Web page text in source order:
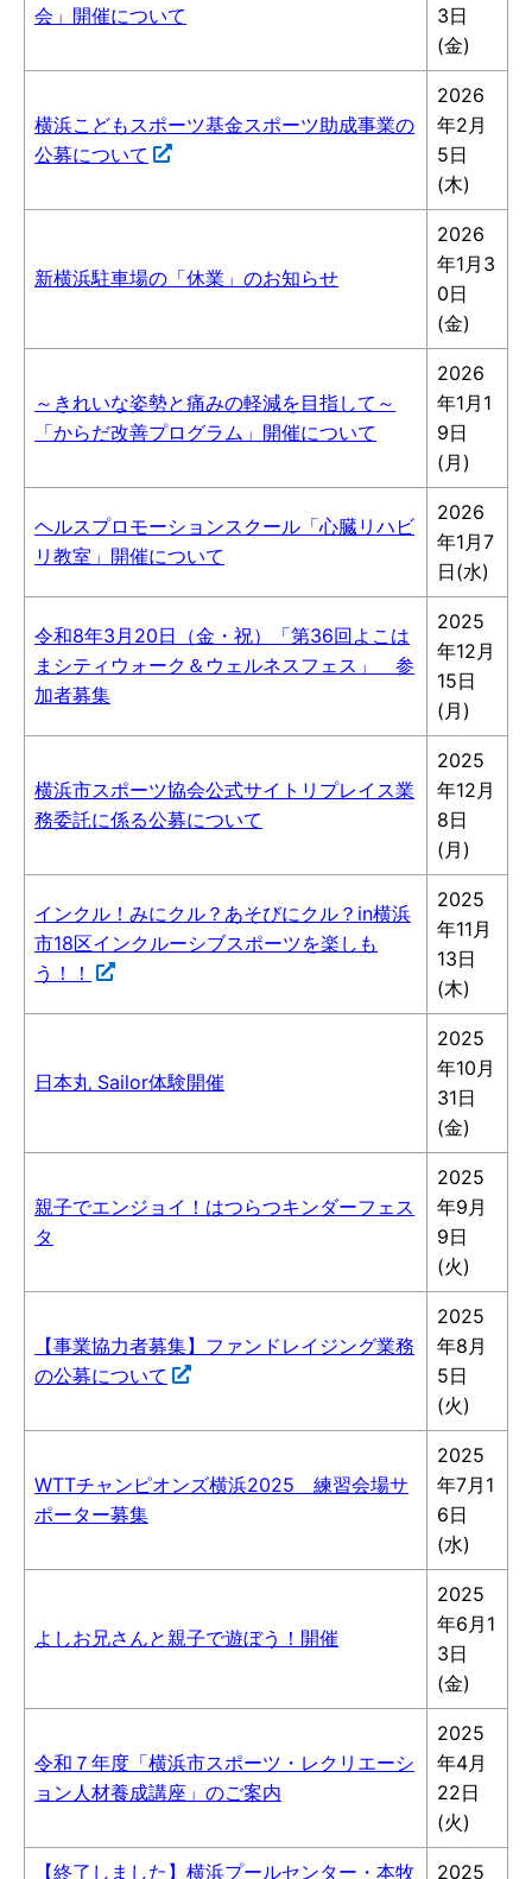
会」開催について
3日
(金)
横浜こどもスポーツ基金スポーツ助成事業の
公募について
2026
年2月
5日
(木)
新横浜駐車場の「休業」のお知らせ
2026
年1月3
0日
(金)
～きれいな姿勢と痛みの軽減を目指して～
「からだ改善プログラム」開催について
2026
年1月1
9日
(月)
ヘルスプロモーションスクール「心臓リハビ
リ教室」開催について
2026
年1月7
日(水)
令和8年3月20日（金・祝）「第36回よこは
まシティウォーク＆ウェルネスフェス」 参
加者募集
2025
年12月
15日
(月)
横浜市スポーツ協会公式サイトリプレイス業
務委託に係る公募について
2025
年12月
8日
(月)
インクル！みにクル？あそびにクル？in横浜
市18区インクルーシブスポーツを楽しも
う！！
2025
年11月
13日
(木)
日本丸 Sailor体験開催
2025
年10月
31日
(金)
親子でエンジョイ！はつらつキンダーフェス
タ
2025
年9月
9日
(火)
【事業協力者募集】ファンドレイジング業務
の公募について
2025
年8月
5日
(火)
WTTチャンピオンズ横浜2025 練習会場サ
ポーター募集
2025
年7月1
6日
(水)
よしお兄さんと親子で遊ぼう！開催
2025
年6月1
3日
(金)
令和７年度「横浜市スポーツ・レクリエーシ
ョン人材養成講座」のご案内
2025
年4月
22日
(火)
【終了しました】横浜プールセンター・本牧 2025